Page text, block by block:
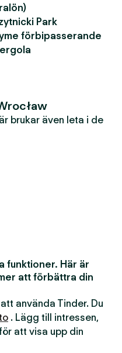
Park
förbipasserande
brukar även leta i de
funktioner. Här är
att förbättra din
använda Tinder. Du
. Lägg till intressen,
att visa upp din